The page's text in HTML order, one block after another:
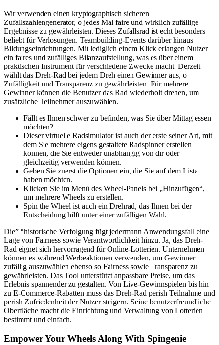
Wir verwenden einen kryptographisch sicheren
Zufallszahlengenerator, o jedes Mal faire und wirklich zufällige
Ergebnisse zu gewährleisten. Dieses Zufallsrad ist echt besonders
beliebt für Verlosungen, Teambuilding-Events darüber hinaus
Bildungseinrichtungen. Mit lediglich einem Klick erlangen Nutzer
ein faires und zufälliges Bilanzaufstellung, was es über einem
praktischen Instrument für verschiedene Zwecke macht. Derzeit
wählt das Dreh-Rad bei jedem Dreh einen Gewinner aus, o
Zufälligkeit und Transparenz zu gewährleisten. Für mehrere
Gewinner können die Benutzer das Rad wiederholt drehen, um
zusätzliche Teilnehmer auszuwählen.
Fällt es Ihnen schwer zu befinden, was Sie über Mittag essen
möchten?
Dieser virtuelle Radsimulator ist auch der erste seiner Art, mit
dem Sie mehrere eigens gestaltete Radspinner erstellen
können, die Sie entweder unabhängig von dir oder
gleichzeitig verwenden können.
Geben Sie zuerst die Optionen ein, die Sie auf dem Lista
haben möchten.
Klicken Sie im Menü des Wheel-Panels bei „Hinzufügen“,
um mehrere Wheels zu erstellen.
Spin the Wheel ist auch ein Drehrad, das Ihnen bei der
Entscheidung hilft unter einer zufälligen Wahl.
Die” “historische Verfolgung fügt jedermann Anwendungsfall eine
Lage von Fairness sowie Verantwortlichkeit hinzu. Ja, das Dreh-
Rad eignet sich hervorragend für Online-Lotterien. Unternehmen
können es während Werbeaktionen verwenden, um Gewinner
zufällig auszuwählen ebenso so Fairness sowie Transparenz zu
gewährleisten. Das Tool unterstützt anpassbare Preise, um das
Erlebnis spannender zu gestalten. Von Live-Gewinnspielen bis hin
zu E-Commerce-Rabatten muss das Dreh-Rad perish Teilnahme und
perish Zufriedenheit der Nutzer steigern. Seine benutzerfreundliche
Oberfläche macht die Einrichtung und Verwaltung von Lotterien
bestimmt und einfach.
Empower Your Wheels Along With Spingenie